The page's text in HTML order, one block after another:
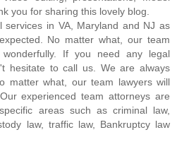
you for sharing this lovely blog.
services in VA, Maryland and NJ as
No matter what, our team
If you need any legal
hesitate to call us. We are always
matter what, our team lawyers will
experienced team attorneys are
areas such as criminal law,
law, traffic law, Bankruptcy law